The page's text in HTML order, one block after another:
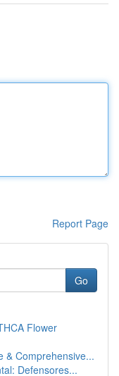
Report Page
Go
Flower
& Comprehensive...
Defensores...